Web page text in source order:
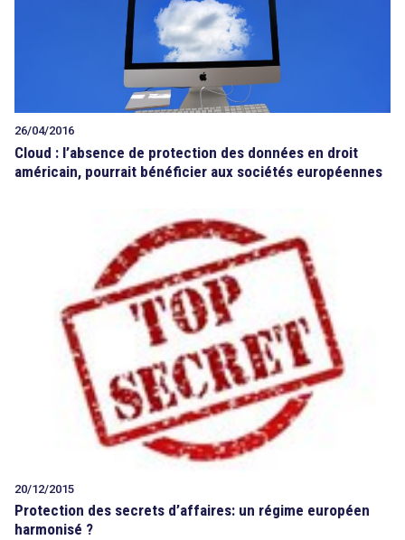
26/04/2016
Cloud : l’absence de protection des données en droit
américain, pourrait bénéficier aux sociétés européennes
20/12/2015
Protection des secrets d’affaires: un régime européen
harmonisé ?